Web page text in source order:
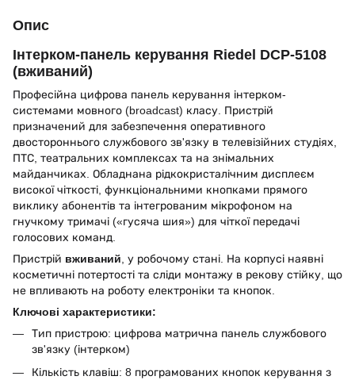
Опис
Інтерком-панель керування Riedel DCP-5108
(вживаний)
Професійна цифрова панель керування інтерком-
системами мовного (broadcast) класу. Пристрій
призначений для забезпечення оперативного
двостороннього службового зв'язку в телевізійних студіях,
ПТС, театральних комплексах та на знімальних
майданчиках. Обладнана рідкокристалічним дисплеєм
високої чіткості, функціональними кнопками прямого
виклику абонентів та інтегрованим мікрофоном на
гнучкому тримачі («гусяча шия») для чіткої передачі
голосових команд.
Пристрій вживаний, у робочому стані. На корпусі наявні
косметичні потертості та сліди монтажу в рекову стійку, що
не впливають на роботу електроніки та кнопок.
Ключові характеристики:
Тип пристрою: цифрова матрична панель службового
зв'язку (інтерком)
Кількість клавіш: 8 програмованих кнопок керування з